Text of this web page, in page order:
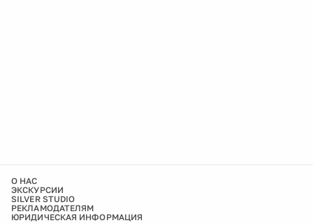
О НАС
ЭКСКУРСИИ
SILVER STUDIO
РЕКЛАМОДАТЕЛЯМ
ЮРИДИЧЕСКАЯ ИНФОРМАЦИЯ